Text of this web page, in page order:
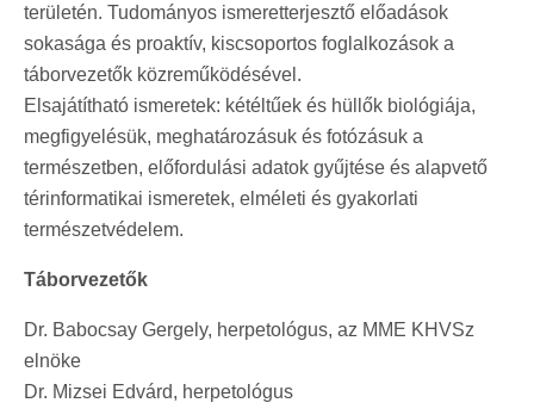
területén. Tudományos ismeretterjesztő előadások
sokasága és proaktív, kiscsoportos foglalkozások a
táborvezetők közreműködésével.
Elsajátítható ismeretek: kétéltűek és hüllők biológiája,
megfigyelésük, meghatározásuk és fotózásuk a
természetben, előfordulási adatok gyűjtése és alapvető
térinformatikai ismeretek, elméleti és gyakorlati
természetvédelem.
Táborvezetők
Dr. Babocsay Gergely, herpetológus, az MME KHVSz
elnöke
Dr. Mizsei Edvárd, herpetológus